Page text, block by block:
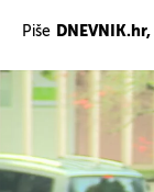
Piše DNEVNIK.hr,